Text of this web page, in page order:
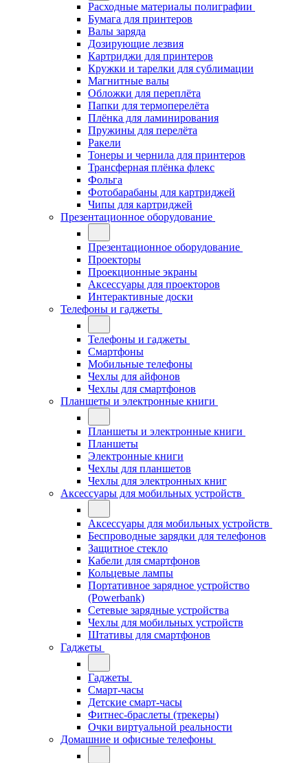
Расходные материалы полиграфии
Бумага для принтеров
Валы заряда
Дозирующие лезвия
Картриджи для принтеров
Кружки и тарелки для сублимации
Магнитные валы
Обложки для переплёта
Папки для термоперелёта
Плёнка для ламинирования
Пружины для перелёта
Ракели
Тонеры и чернила для принтеров
Трансферная плёнка флекс
Фольга
Фотобарабаны для картриджей
Чипы для картриджей
Презентационное оборудование
Презентационное оборудование
Проекторы
Проекционные экраны
Аксессуары для проекторов
Интерактивные доски
Телефоны и гаджеты
Телефоны и гаджеты
Смартфоны
Мобильные телефоны
Чехлы для айфонов
Чехлы для смартфонов
Планшеты и электронные книги
Планшеты и электронные книги
Планшеты
Электронные книги
Чехлы для планшетов
Чехлы для электронных книг
Аксессуары для мобильных устройств
Аксессуары для мобильных устройств
Беспроводные зарядки для телефонов
Защитное стекло
Кабели для смартфонов
Кольцевые лампы
Портативное зарядное устройство
(Powerbank)
Сетевые зарядные устройства
Чехлы для мобильных устройств
Штативы для смартфонов
Гаджеты
Гаджеты
Смарт-часы
Детские смарт-часы
Фитнес-браслеты (трекеры)
Очки виртуальной реальности
Домашние и офисные телефоны